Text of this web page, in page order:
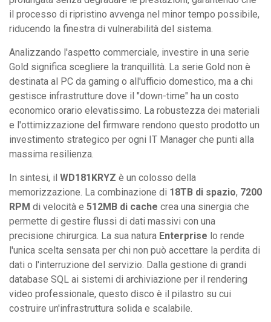
il processo di ripristino avvenga nel minor tempo possibile,
riducendo la finestra di vulnerabilità del sistema.
Analizzando l'aspetto commerciale, investire in una serie
Gold significa scegliere la tranquillità. La serie Gold non è
destinata al PC da gaming o all'ufficio domestico, ma a chi
gestisce infrastrutture dove il "down-time" ha un costo
economico orario elevatissimo. La robustezza dei materiali
e l'ottimizzazione del firmware rendono questo prodotto un
investimento strategico per ogni IT Manager che punti alla
massima resilienza.
In sintesi, il WD181KRYZ è un colosso della
memorizzazione. La combinazione di 18TB di spazio, 7200
RPM di velocità e 512MB di cache crea una sinergia che
permette di gestire flussi di dati massivi con una
precisione chirurgica. La sua natura Enterprise lo rende
l'unica scelta sensata per chi non può accettare la perdita di
dati o l'interruzione del servizio. Dalla gestione di grandi
database SQL ai sistemi di archiviazione per il rendering
video professionale, questo disco è il pilastro su cui
costruire un'infrastruttura solida e scalabile.